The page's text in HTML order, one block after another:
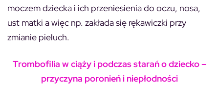
moczem dziecka i ich przeniesienia do oczu, nosa,
ust matki a więc np. zakłada się rękawiczki przy
zmianie pieluch.
Trombofilia w ciąży i podczas starań o dziecko –
przyczyna poronień i niepłodności